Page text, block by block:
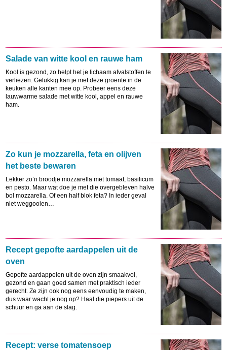
Salade van witte kool en rauwe ham
Kool is gezond, zo helpt het je lichaam afvalstoffen te
verliezen. Gelukkig kan je met deze groente in de
keuken alle kanten mee op. Probeer eens deze
lauwwarme salade met witte kool, appel en rauwe
ham.
Zo kun je mozzarella, feta en olijven
het beste bewaren
Lekker zo’n broodje mozzarella met tomaat, basilicum
en pesto. Maar wat doe je met die overgebleven halve
bol mozzarella. Of een half blok feta? In ieder geval
niet weggooien…
Recept gepofte aardappelen uit de
oven
Gepofte aardappelen uit de oven zijn smaakvol,
gezond en gaan goed samen met praktisch ieder
gerecht. Ze zijn ook nog eens eenvoudig te maken,
dus waar wacht je nog op? Haal die piepers uit de
schuur en ga aan de slag.
Recept: verse tomatensoep